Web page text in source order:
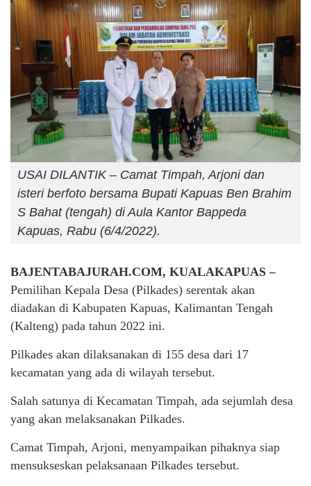
USAI DILANTIK – Camat Timpah, Arjoni dan
isteri berfoto bersama Bupati Kapuas Ben Brahim
S Bahat (tengah) di Aula Kantor Bappeda
Kapuas, Rabu (6/4/2022).
BAJENTABAJURAH.COM, KUALAKAPUAS –
Pemilihan Kepala Desa (Pilkades) serentak akan
diadakan di Kabupaten Kapuas, Kalimantan Tengah
(Kalteng) pada tahun 2022 ini.
Pilkades akan dilaksanakan di 155 desa dari 17
kecamatan yang ada di wilayah tersebut.
Salah satunya di Kecamatan Timpah, ada sejumlah desa
yang akan melaksanakan Pilkades.
Camat Timpah, Arjoni, menyampaikan pihaknya siap
mensukseskan pelaksanaan Pilkades tersebut.